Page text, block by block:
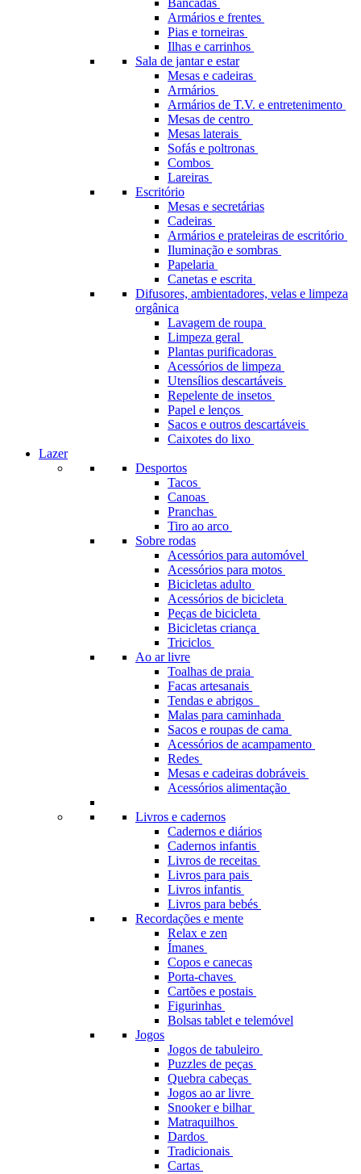
Bancadas
Armários e frentes
Pias e torneiras
Ilhas e carrinhos
Sala de jantar e estar
Mesas e cadeiras
Armários
Armários de T.V. e entretenimento
Mesas de centro
Mesas laterais
Sofás e poltronas
Combos
Lareiras
Escritório
Mesas e secretárias
Cadeiras
Armários e prateleiras de escritório
Iluminação e sombras
Papelaria
Canetas e escrita
Difusores, ambientadores, velas e limpeza
orgânica
Lavagem de roupa
Limpeza geral
Plantas purificadoras
Acessórios de limpeza
Utensílios descartáveis
Repelente de insetos
Papel e lenços
Sacos e outros descartáveis
Caixotes do lixo
Lazer
Desportos
Tacos
Canoas
Pranchas
Tiro ao arco
Sobre rodas
Acessórios para automóvel
Acessórios para motos
Bicicletas adulto
Acessórios de bicicleta
Peças de bicicleta
Bicicletas criança
Triciclos
Ao ar livre
Toalhas de praia
Facas artesanais
Tendas e abrigos
Malas para caminhada
Sacos e roupas de cama
Acessórios de acampamento
Redes
Mesas e cadeiras dobráveis
Acessórios alimentação
Livros e cadernos
Cadernos e diários
Cadernos infantis
Livros de receitas
Livros para pais
Livros infantis
Livros para bebés
Recordações e mente
Relax e zen
Ímanes
Copos e canecas
Porta-chaves
Cartões e postais
Figurinhas
Bolsas tablet e telemóvel
Jogos
Jogos de tabuleiro
Puzzles de peças
Quebra cabeças
Jogos ao ar livre
Snooker e bilhar
Matraquilhos
Dardos
Tradicionais
Cartas